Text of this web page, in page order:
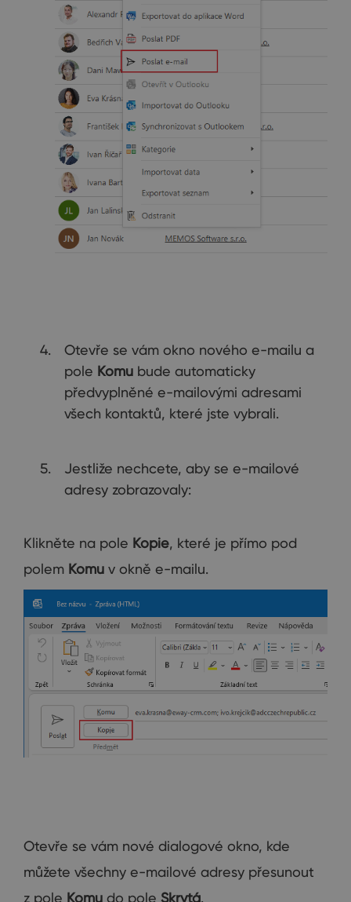
Otevře se vám okno nového e-mailu a
pole Komu bude automaticky
předvyplněné e-mailovými adresami
všech kontaktů, které jste vybrali.
Jestliže nechcete, aby se e-mailové
adresy zobrazovaly:
Klikněte na pole Kopie, které je přímo pod
polem Komu v okně e-mailu.
Otevře se vám nové dialogové okno, kde
můžete všechny e-mailové adresy přesunout
z pole Komu do pole Skrytá.